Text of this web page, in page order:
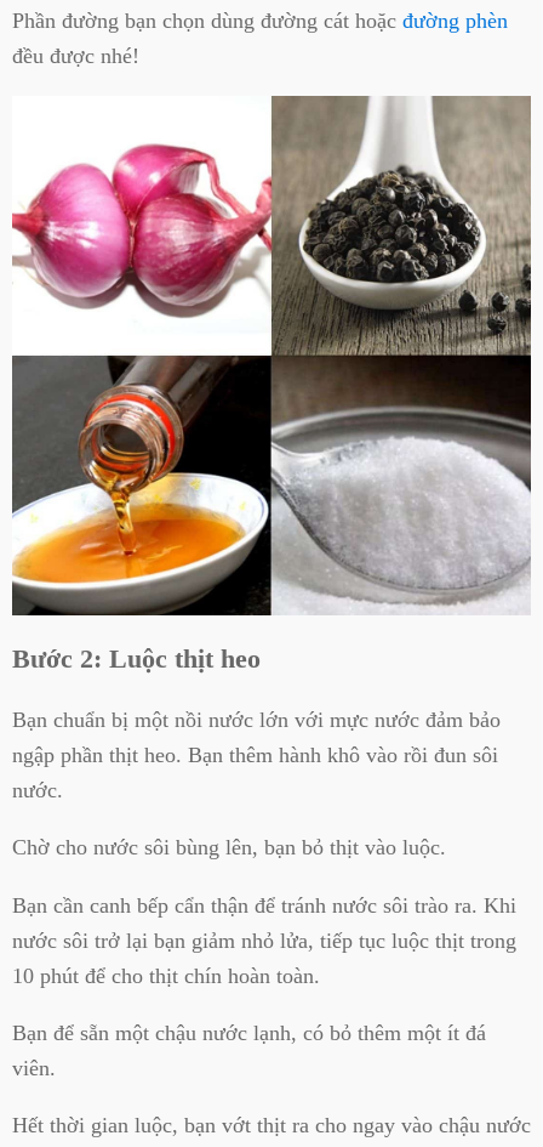
Phần đường bạn chọn dùng đường cát hoặc đường phèn
đều được nhé!
Bước 2: Luộc thịt heo
Bạn chuẩn bị một nồi nước lớn với mực nước đảm bảo
ngập phần thịt heo. Bạn thêm hành khô vào rồi đun sôi
nước.
Chờ cho nước sôi bùng lên, bạn bỏ thịt vào luộc.
Bạn cần canh bếp cẩn thận để tránh nước sôi trào ra. Khi
nước sôi trở lại bạn giảm nhỏ lửa, tiếp tục luộc thịt trong
10 phút để cho thịt chín hoàn toàn.
Bạn để sẵn một chậu nước lạnh, có bỏ thêm một ít đá
viên.
Hết thời gian luộc, bạn vớt thịt ra cho ngay vào chậu nước